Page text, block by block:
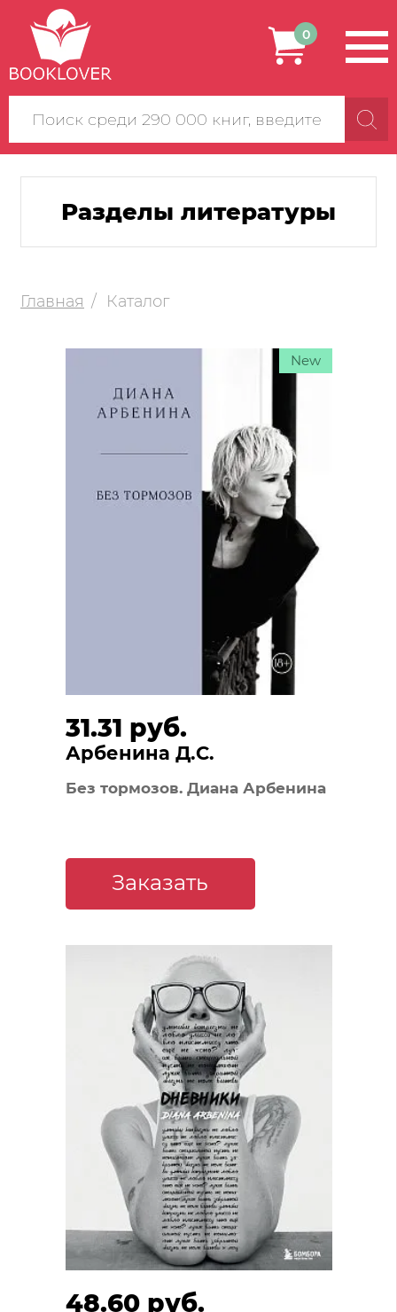
Поиск
по
сайту
0
Разделы литературы
Главная Каталог
31.31 руб.
Арбенина Д.С.
Без тормозов. Диана Арбенина
New
Заказать
48.60 руб.